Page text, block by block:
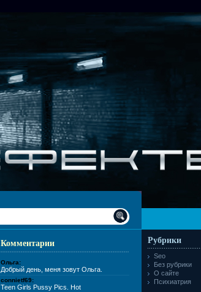
Комментарии
Ольга:
Добрый день, меня зовут Ольга.
connietf69:
Teen Girls Pussy Pics. Hot
Рубрики
Seo
Без рубрики
О сайте
Психиатрия